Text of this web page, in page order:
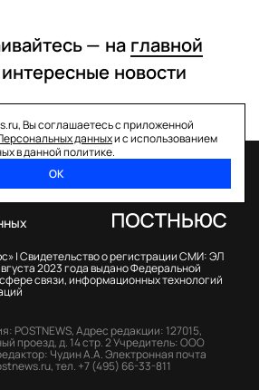
— на главной
новости
Вы соглашаетесь с приложенной
данныхи с использованием
в данной политике.
ОК
|Свидетельство о регистрации СМИ: ЭЛ
2023 года выдано Федеральной
связи, информационных технологий
POSTNEWS,Адрес редакции: 127015,
проезд, д. 14 стр. 2Учредитель: ООО
Чудин А.А.Электронная почта
,тел. +7 (495) 66-33-811